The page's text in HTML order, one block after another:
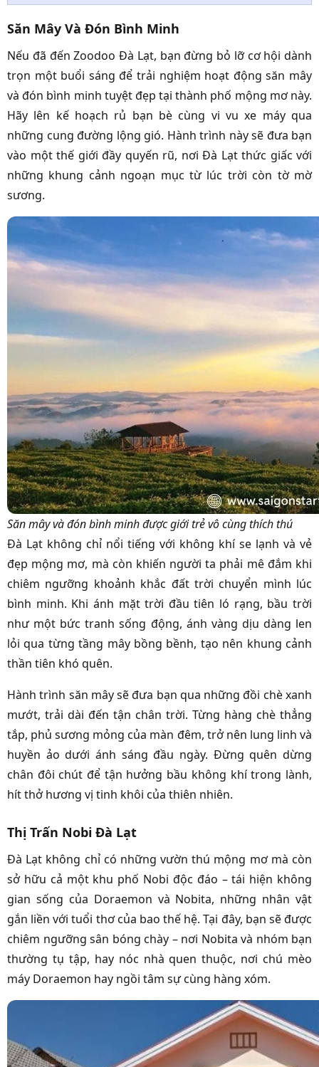
Săn Mây Và Đón Bình Minh
Nếu đã đến Zoodoo Đà Lạt, bạn đừng bỏ lỡ cơ hội dành
trọn một buổi sáng để trải nghiệm hoạt động săn mây
và đón bình minh tuyệt đẹp tại thành phố mộng mơ này.
Hãy lên kế hoạch rủ bạn bè cùng vi vu xe máy qua
những cung đường lộng gió. Hành trình này sẽ đưa bạn
vào một thế giới đầy quyến rũ, nơi Đà Lạt thức giấc với
những khung cảnh ngoạn mục từ lúc trời còn tờ mờ
sương.
Săn mây và đón bình minh được giới trẻ vô cùng thích thú
Đà Lạt không chỉ nổi tiếng với không khí se lạnh và vẻ
đẹp mộng mơ, mà còn khiến người ta phải mê đắm khi
chiêm ngưỡng khoảnh khắc đất trời chuyển mình lúc
bình minh. Khi ánh mặt trời đầu tiên ló rạng, bầu trời
như một bức tranh sống động, ánh vàng dịu dàng len
lỏi qua từng tầng mây bồng bềnh, tạo nên khung cảnh
thần tiên khó quên.
Hành trình săn mây sẽ đưa bạn qua những đồi chè xanh
mướt, trải dài đến tận chân trời. Từng hàng chè thẳng
tắp, phủ sương mỏng của màn đêm, trở nên lung linh và
huyền ảo dưới ánh sáng đầu ngày. Đừng quên dừng
chân đôi chút để tận hưởng bầu không khí trong lành,
hít thở hương vị tinh khôi của thiên nhiên.
Thị Trấn Nobi Đà Lạt
Đà Lạt không chỉ có những vườn thú mộng mơ mà còn
sở hữu cả một khu phố Nobi độc đáo – tái hiện không
gian sống của Doraemon và Nobita, những nhân vật
gắn liền với tuổi thơ của bao thế hệ. Tại đây, bạn sẽ được
chiêm ngưỡng sân bóng chày – nơi Nobita và nhóm bạn
thường tụ tập, hay nóc nhà quen thuộc, nơi chú mèo
máy Doraemon hay ngồi tâm sự cùng hàng xóm.